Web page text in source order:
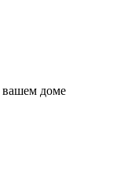
вашем доме